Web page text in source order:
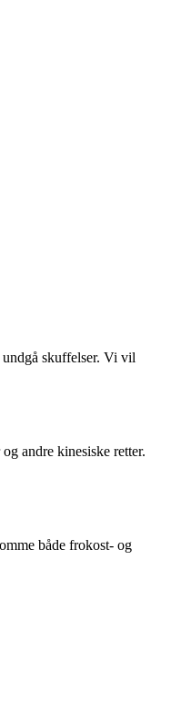
undgå skuffelser. Vi vil
andre kinesiske retter.
både frokost- og